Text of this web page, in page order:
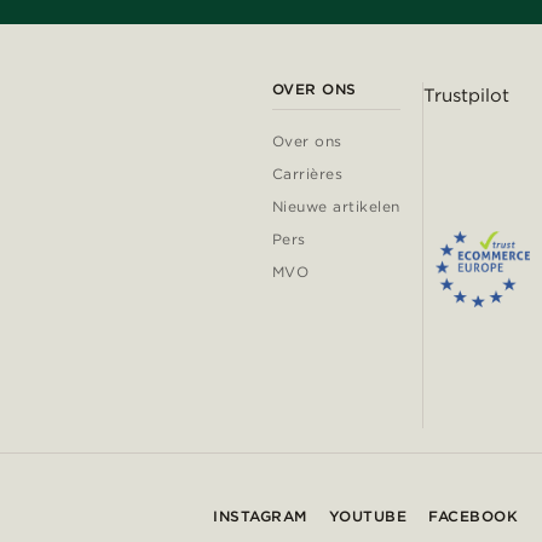
OVER ONS
Over ons
Carrières
Nieuwe artikelen
Pers
MVO
Trustpilot
INSTAGRAM YOUTUBE FACEBOOK